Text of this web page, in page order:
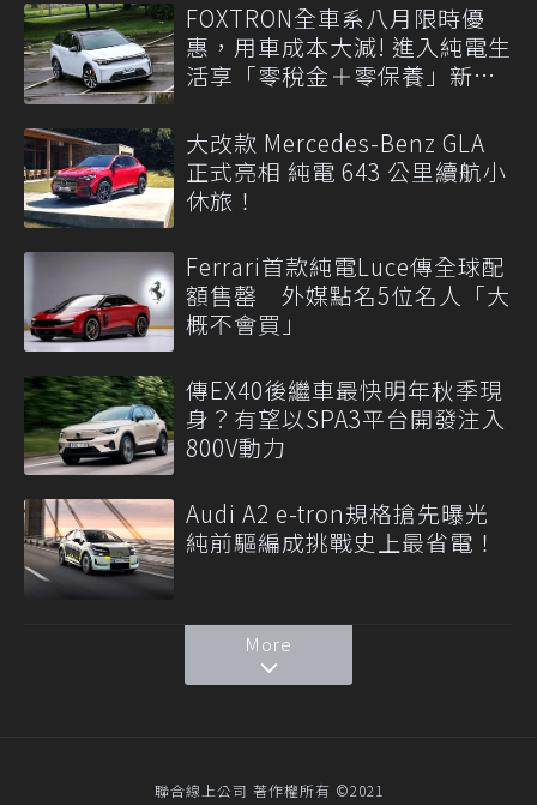
FOXTRON全車系八月限時優
惠，用車成本大減! 進入純電生
活享「零稅金＋零保養」新時
大改款 Mercedes-Benz GLA
正式亮相 純電 643 公里續航小
休旅！
Ferrari首款純電Luce傳全球配
額售罄 外媒點名5位名人「大
概不會買」
傳EX40後繼車最快明年秋季現
身？有望以SPA3平台開發注入
800V動力
Audi A2 e-tron規格搶先曝光
純前驅編成挑戰史上最省電！
More
聯合線上公司 著作權所有 ©2021